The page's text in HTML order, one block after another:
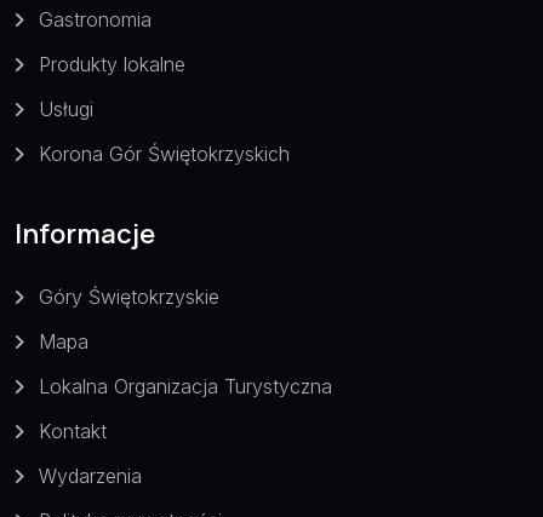
Gastronomia
Produkty lokalne
Usługi
Korona Gór Świętokrzyskich
Informacje
Góry Świętokrzyskie
Mapa
Lokalna Organizacja Turystyczna
Kontakt
Wydarzenia